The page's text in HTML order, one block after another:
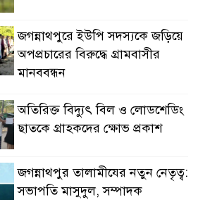
জগন্নাথপুরে ইউপি সদস্যকে জড়িয়ে
অপপ্রচারের বিরুদ্ধে গ্রামবাসীর
মানববন্ধন
অতিরিক্ত বিদ্যুৎ বিল ও লোডশেডিং
ছাতকে গ্রাহকদের ক্ষোভ প্রকাশ
জগন্নাথপুর তালামীযের নতুন নেতৃত্ব:
সভাপতি মাসুদুল, সম্পাদক